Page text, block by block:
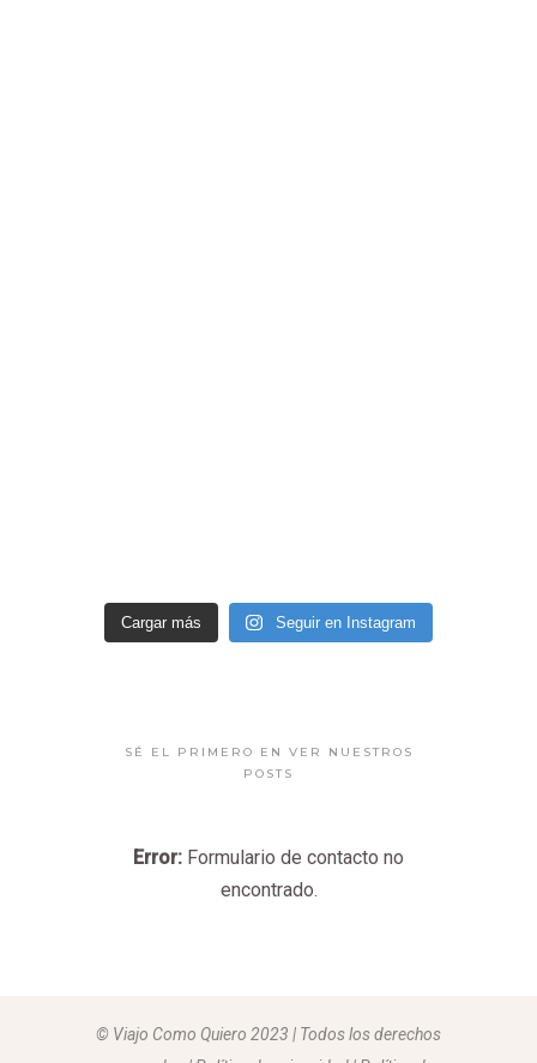
Cargar más Seguir en Instagram
SÉ EL PRIMERO EN VER NUESTROS
POSTS
Error: Formulario de contacto no
encontrado.
© Viajo Como Quiero 2023 | Todos los derechos